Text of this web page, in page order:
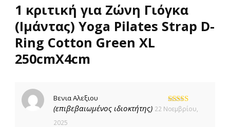
1 κριτική για Zώνη Γιόγκα
(Ιμάντας) Yoga Pilates Strap D-
Ring Cotton Green XL
250cmX4cm
Βαθμολογήθηκε
Βενια Αλεξιου
(επιβεβαιωμένος ιδιοκτήτης) 22 Νοεμβρίου,
2025